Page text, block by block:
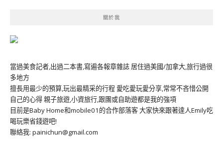
關於我
當過美食記者,出過二本書,寫遍各報章雜誌 居住過美國/加拿大,旅行過很
多地方
擅長用最少的預算,玩出最精采的行程 愛吃愛玩愛分享,常常不吝惜公開
自己的心得 親子旅遊,小資旅行,跟團或自助遊都是我的強項
目前是Baby Home和mobile01的合作部落客 大家快來跟著達人Emily吃
喝玩樂省錢遊吧!
聯絡我: painichun@gmail.com